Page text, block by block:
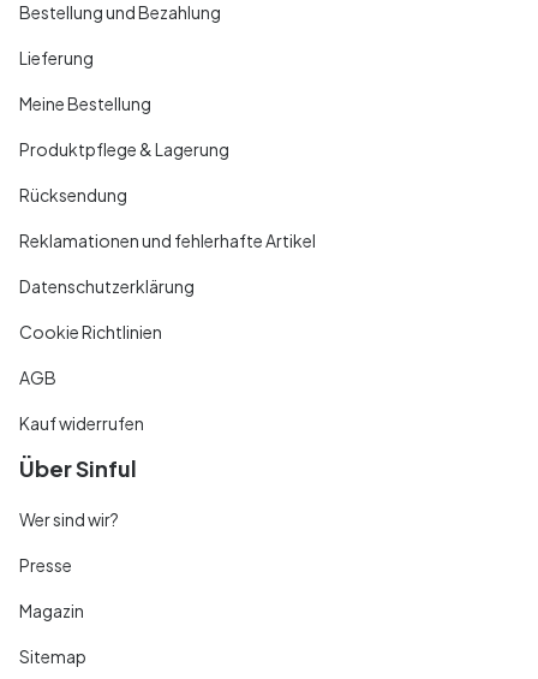
Bestellung und Bezahlung
Lieferung
Meine Bestellung
Produktpflege & Lagerung
Rücksendung
Reklamationen und fehlerhafte Artikel
Datenschutzerklärung
Cookie Richtlinien
AGB
Kauf widerrufen
Über Sinful
Wer sind wir?
Presse
Magazin
Sitemap